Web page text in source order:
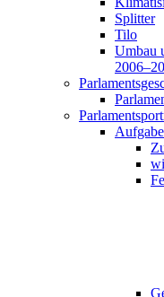
Splitter
Tilo
Umbau